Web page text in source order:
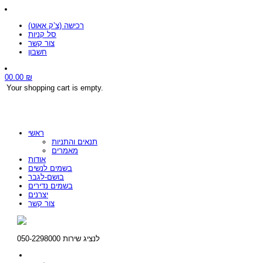
רכישה (צ’ק אאוט)
סל קניות
צור קשר
חשבון
00.00 ₪
Your shopping cart is empty.
ראשי
תנאים והתניות
מאמרים
אודות
בשמים לנשים
בושם-לגבר
בשמים נדירים
יצרנים
צור קשר
לנציג שירות 050-2298000